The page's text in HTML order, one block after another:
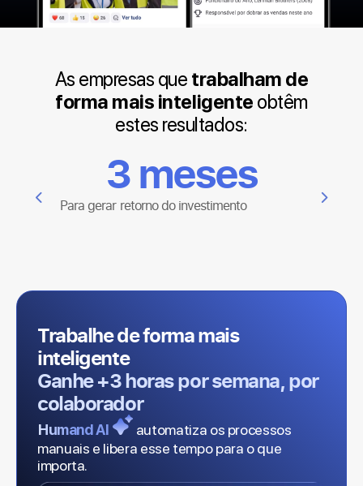
As empresas que trabalham de
forma mais inteligente obtêm
estes resultados:
9%
Taxa média de adoção
Trabalhe de forma mais
inteligente
Ganhe +3 horas por semana, por
colaborador
Humand AI
automatiza os processos
manuais e libera esse tempo para o que
importa.